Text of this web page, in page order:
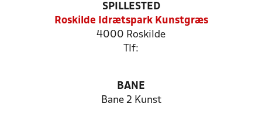
SPILLESTED
Roskilde Idrætspark Kunstgræs
4000 Roskilde
Tlf:
BANE
Bane 2 Kunst